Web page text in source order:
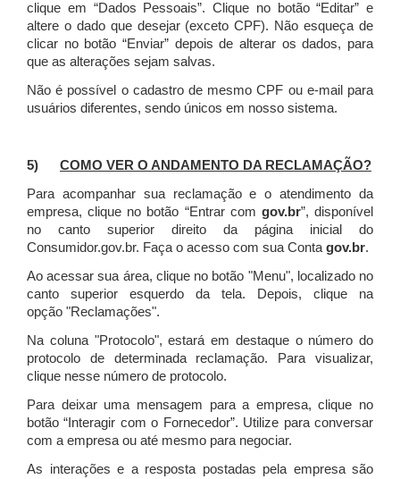
clique em “Dados Pessoais”. Clique no botão “Editar” e
altere o dado que desejar (exceto CPF). Não esqueça de
clicar no botão “Enviar” depois de alterar os dados, para
que as alterações sejam salvas.
Não é possível o cadastro de mesmo CPF ou e-mail para
usuários diferentes, sendo únicos em nosso sistema.
5) COMO VER O ANDAMENTO DA RECLAMAÇÃO?
Para acompanhar sua reclamação e o atendimento da
empresa, clique no botão “Entrar com gov.br”, disponível
no canto superior direito da página inicial do
Consumidor.gov.br. Faça o acesso com sua Contagov.br.
Ao acessar sua área, clique no botão "Menu", localizado no
canto superior esquerdo da tela. Depois, clique na
opção "Reclamações".
Na coluna "Protocolo", estará em destaque o número do
protocolo de determinada reclamação. Para visualizar,
clique nesse número de protocolo.
Para deixar uma mensagem para a empresa, clique no
botão “Interagir com o Fornecedor”. Utilize para conversar
com a empresa ou até mesmo para negociar.
As interações e a resposta postadas pela empresa são